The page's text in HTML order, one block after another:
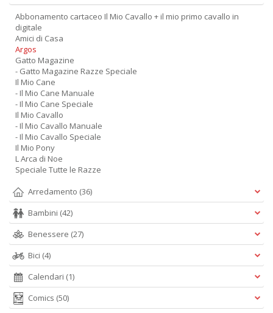
Abbonamento cartaceo Il Mio Cavallo + il mio primo cavallo in
digitale
Amici di Casa
Argos
Gatto Magazine
- Gatto Magazine Razze Speciale
Il Mio Cane
- Il Mio Cane Manuale
- Il Mio Cane Speciale
Il Mio Cavallo
- Il Mio Cavallo Manuale
- Il Mio Cavallo Speciale
Il Mio Pony
L Arca di Noe
Speciale Tutte le Razze
Arredamento (36)
Bambini (42)
Benessere (27)
Bici (4)
Calendari (1)
Comics (50)